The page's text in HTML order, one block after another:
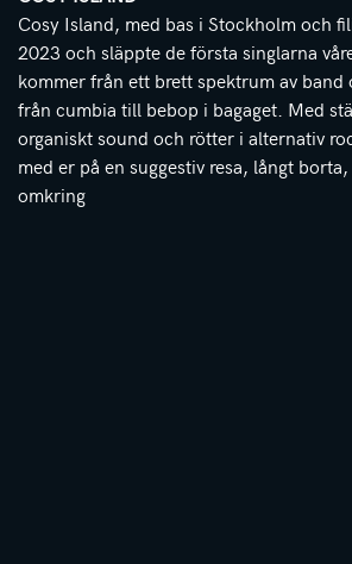
Cosy Island, med bas i Stockholm och
2023 och släppte de första singlarna
kommer från ett brett spektrum av
från cumbia till bebop i bagaget. Med
organiskt sound och rötter i alternativ
med er på en suggestiv resa, långt
omkring